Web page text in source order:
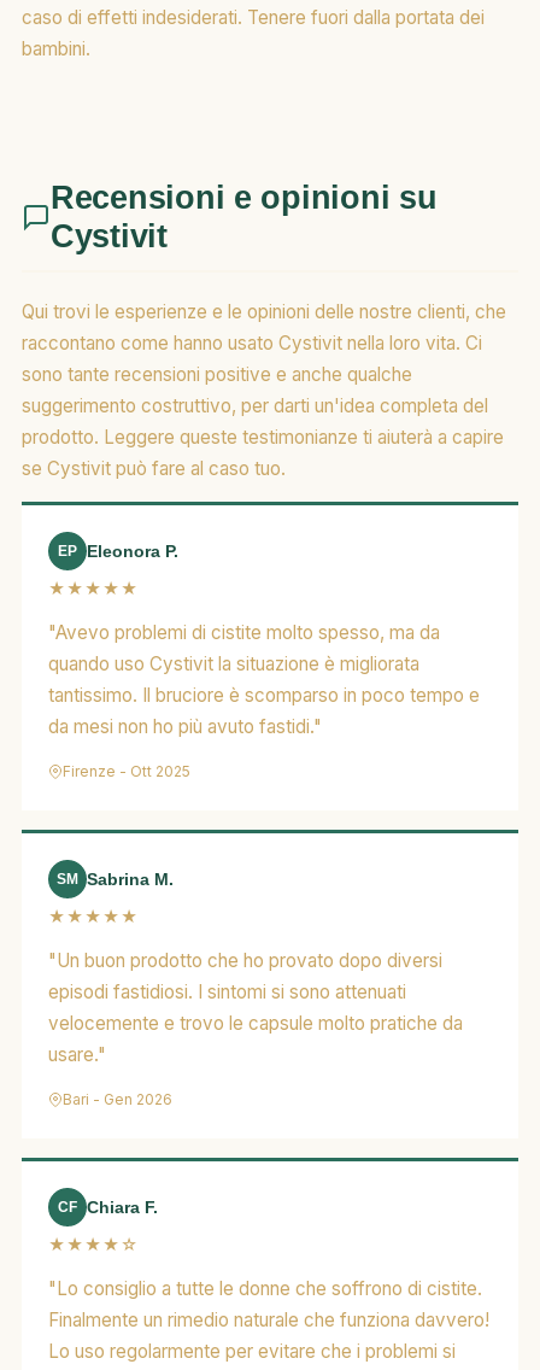
caso di effetti indesiderati. Tenere fuori dalla portata dei
bambini.
Recensioni e opinioni su
Cystivit
Qui trovi le esperienze e le opinioni delle nostre clienti, che
raccontano come hanno usato Cystivit nella loro vita. Ci
sono tante recensioni positive e anche qualche
suggerimento costruttivo, per darti un'idea completa del
prodotto. Leggere queste testimonianze ti aiuterà a capire
se Cystivit può fare al caso tuo.
EP
Eleonora P.
★★★★★
"Avevo problemi di cistite molto spesso, ma da
quando uso Cystivit la situazione è migliorata
tantissimo. Il bruciore è scomparso in poco tempo e
da mesi non ho più avuto fastidi."
Firenze - Ott 2025
SM Sabrina M.
★★★★★
"Un buon prodotto che ho provato dopo diversi
episodi fastidiosi. I sintomi si sono attenuati
velocemente e trovo le capsule molto pratiche da
usare."
Bari - Gen 2026
CF Chiara F.
★★★★☆
"Lo consiglio a tutte le donne che soffrono di cistite.
Finalmente un rimedio naturale che funziona davvero!
Lo uso regolarmente per evitare che i problemi si